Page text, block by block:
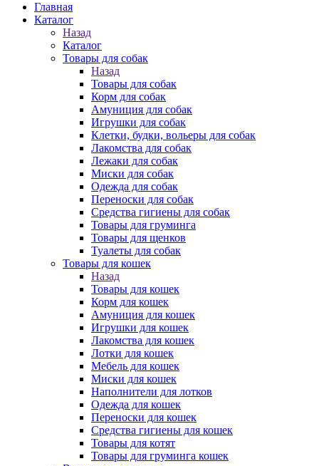
Главная
Каталог
Назад
Каталог
Товары для собак
Назад
Товары для собак
Корм для собак
Амуниция для собак
Игрушки для собак
Клетки, будки, вольеры для собак
Лакомства для собак
Лежаки для собак
Миски для собак
Одежда для собак
Переноски для собак
Средства гигиены для собак
Товары для груминга
Товары для щенков
Туалеты для собак
Товары для кошек
Назад
Товары для кошек
Корм для кошек
Амуниция для кошек
Игрушки для кошек
Лакомства для кошек
Лотки для кошек
Мебель для кошек
Миски для кошек
Наполнители для лотков
Одежда для кошек
Переноски для кошек
Средства гигиены для кошек
Товары для котят
Товары для груминга кошек